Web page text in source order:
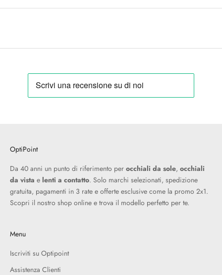
OptiPoint
Da 40 anni un punto di riferimento per occhiali da sole, occhiali
da vista e lenti a contatto. Solo marchi selezionati, spedizione
gratuita, pagamenti in 3 rate e offerte esclusive come la promo 2x1.
Scopri il nostro shop online e trova il modello perfetto per te.
Menu
Iscriviti su Optipoint
Assistenza Clienti